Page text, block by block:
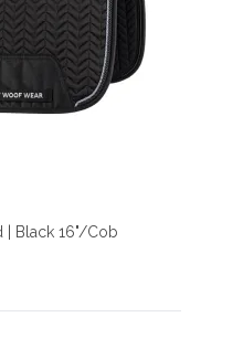
| Black 16"/Cob